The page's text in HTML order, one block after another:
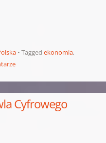
Tagged ekonomia,
Cyfrowego